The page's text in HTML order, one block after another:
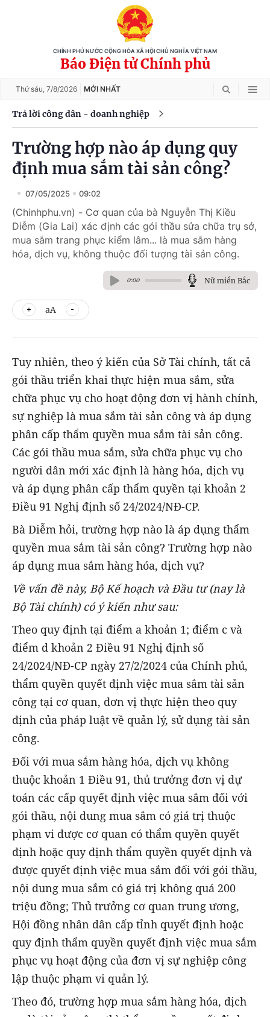
CHÍNH PHỦ NƯỚC CỘNG HÒA XÃ HỘI CHỦ NGHĨA VIỆT NAM
Báo Điện tử Chính phủ
Thứ sáu, 7/8/2026 MỚI NHẤT
Trả lời công dân - doanh nghiệp
Trường hợp nào áp dụng quy
định mua sắm tài sản công?
07/05/2025 09:02
(Chinhphu.vn) - Cơ quan của bà Nguyễn Thị Kiều
Diễm (Gia Lai) xác định các gói thầu sửa chữa trụ sở,
mua sắm trang phục kiểm lâm... là mua sắm hàng
hóa, dịch vụ, không thuộc đối tượng tài sản công.
0:00 Nữ miền Bắc
aA
Tuy nhiên, theo ý kiến của Sở Tài chính, tất cả
gói thầu triển khai thực hiện mua sắm, sửa
chữa phục vụ cho hoạt động đơn vị hành chính,
sự nghiệp là mua sắm tài sản công và áp dụng
phân cấp thẩm quyền mua sắm tài sản công.
Các gói thầu mua sắm, sửa chữa phục vụ cho
người dân mới xác định là hàng hóa, dịch vụ
và áp dụng phân cấp thẩm quyền tại khoản 2
Điều 91 Nghị định số 24/2024/NĐ-CP.
Bà Diễm hỏi, trường hợp nào là áp dụng thẩm
quyền mua sắm tài sản công? Trường hợp nào
áp dụng mua sắm hàng hóa, dịch vụ?
Về vấn đề này, Bộ Kế hoạch và Đầu tư (nay là
Bộ Tài chính) có ý kiến như sau:
Theo quy định tại điểm a khoản 1; điểm c và
điểm d khoản 2 Điều 91 Nghị định số
24/2024/NĐ-CP ngày 27/2/2024 của Chính phủ,
thẩm quyền quyết định việc mua sắm tài sản
công tại cơ quan, đơn vị thực hiện theo quy
định của pháp luật về quản lý, sử dụng tài sản
công.
Đối với mua sắm hàng hóa, dịch vụ không
thuộc khoản 1 Điều 91, thủ trưởng đơn vị dự
toán các cấp quyết định việc mua sắm đối với
gói thầu, nội dung mua sắm có giá trị thuộc
phạm vi được cơ quan có thẩm quyền quyết
định hoặc quy định thẩm quyền quyết định và
được quyết định việc mua sắm đối với gói thầu,
nội dung mua sắm có giá trị không quá 200
triệu đồng; Thủ trưởng cơ quan trung ương,
Hội đồng nhân dân cấp tỉnh quyết định hoặc
quy định thẩm quyền quyết định việc mua sắm
phục vụ hoạt động của đơn vị sự nghiệp công
lập thuộc phạm vi quản lý.
Theo đó, trường hợp mua sắm hàng hóa, dịch